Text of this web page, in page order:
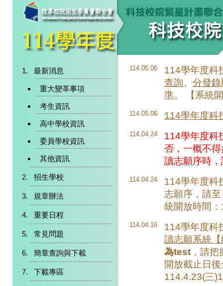
最新消息
重大變革事項
考生資訊
高中學校資訊
委員學校資訊
其他資訊
招生學校
規章辦法
重要日程
常見問題
簡章查詢與下載
下載專區
114.05.06
114學年度科
查詢、 分發
準。 【系統
114.05.06 114學年度科
114.04.24
114學年度科
否，一概不
讀志願序時
114.04.24
114學年度科
志願序，請至
統開放時間
114.04.16
114學年度科
讀志願系統
為test ，請
開放截止日
114.4.23(三